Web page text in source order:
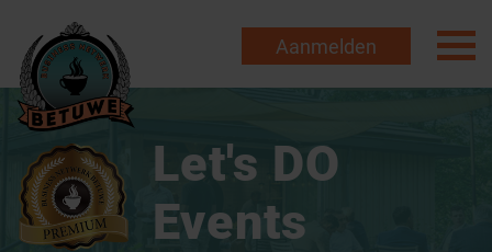
Aanmelden
Let's DO
Events